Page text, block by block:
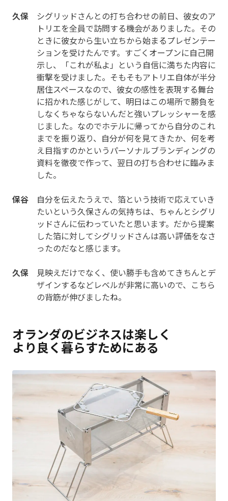
久保 シグリッドさんとの打ち合わせの前日、彼女のア
トリエを全員で訪問する機会がありました。その
ときに彼女から生い立ちから始まるプレゼンテー
ションを受けたんです。すごくオープンに自己開
示し、「これが私よ」という自信に満ちた内容に
衝撃を受けました。そもそもアトリエ自体が半分
居住スペースなので、彼女の感性を表現する舞台
に招かれた感じがして、明日はこの場所で勝負を
しなくちゃならないんだと強いプレッシャーを感
じました。なのでホテルに帰ってから自分のこれ
までを振り返り、自分が何を見てきたか、何を考
え目指すのかというパーソナルブランディングの
資料を徹夜で作って、翌日の打ち合わせに臨みま
した。
保谷 自分を伝えたうえで、箔という技術で応えていき
たいという久保さんの気持ちは、ちゃんとシグリ
ッドさんに伝わっていたと思います。だから提案
した箔に対してシグリッドさんは高い評価をなさ
ったのだなと感じます。
久保 見映えだけでなく、使い勝手も含めてきちんとデ
ザインするなどレベルが非常に高いので、こちら
の背筋が伸びましたね。
オランダのビジネスは楽しく
より良く暮らすためにある